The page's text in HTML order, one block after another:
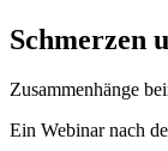
Schmerzen
Zusammenhänge
Ein Webinar nach